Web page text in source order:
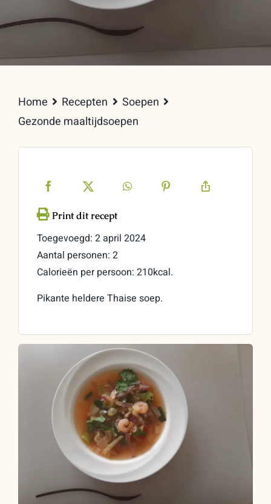
Home Recepten
Soepen
Gezonde maaltijdsoepen
Toegevoegd: 2 april 2024
Aantal personen: 2
Calorieën per persoon: 210kcal.
Pikante heldere Thaise soep.